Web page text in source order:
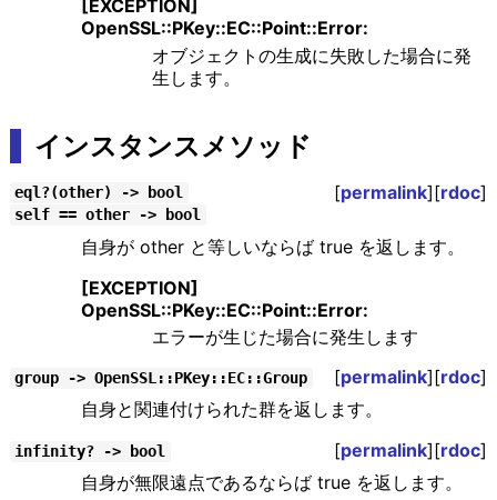
[EXCEPTION]
OpenSSL::PKey::EC::Point::Error:
オブジェクトの生成に失敗した場合に発
生します。
インスタンスメソッド
eql?(other) -> bool [permalink][rdoc]
self == other -> bool
自身が other と等しいならば true を返します。
[EXCEPTION]
OpenSSL::PKey::EC::Point::Error:
エラーが生じた場合に発生します
group -> OpenSSL::PKey::EC::Group [permalink][rdoc]
自身と関連付けられた群を返します。
infinity? -> bool [permalink][rdoc]
自身が無限遠点であるならば true を返します。